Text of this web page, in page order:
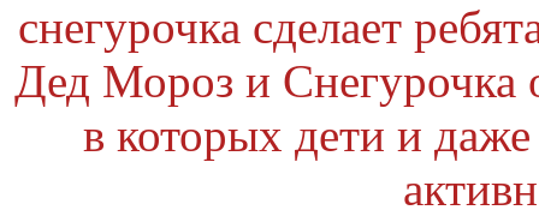
снегурочка сделает
Дед Мороз и Снегурочка
в которых дети и